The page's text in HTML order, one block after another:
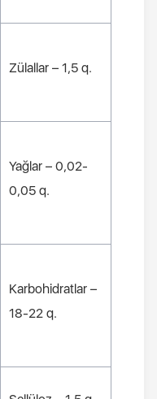
Zülallar – 1,5 q.
Yağlar – 0,02-
0,05 q.
Karbohidratlar –
18-22 q.